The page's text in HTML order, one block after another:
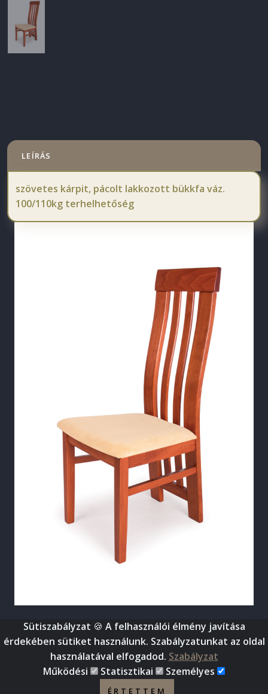
LEÍRÁS
szövetes kárpit, pácolt lakkozott bükkfa váz.
100/110kg terhelhetőség
©2026, World Bútor - Amíg a föld forog, nálunk megtalálod
bútorod. (Minden jog fenntartva)
Impresszum Adatkezelési nyilatkozat
Sütiszabályzat 🍪 A felhasználói élmény javítása
érdekében sütiket használunk. Szabályzatunkat az oldal
használatával elfogadod. Szabályzat
Működési
Statisztikai Személyes
ÉRTETTEM